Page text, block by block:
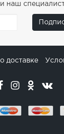
наш
доставке